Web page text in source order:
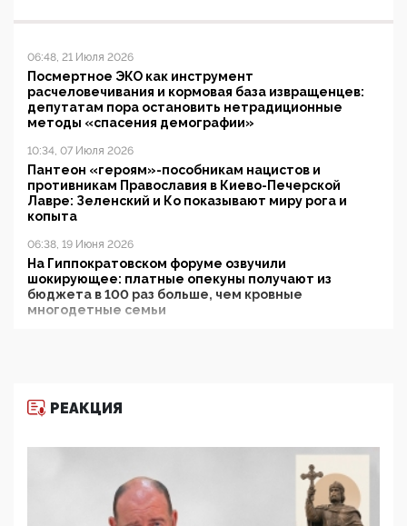
06:48, 21 Июля 2026
Посмертное ЭКО как инструмент
расчеловечивания и кормовая база извращенцев:
депутатам пора остановить нетрадиционные
методы «спасения демографии»
10:34, 07 Июля 2026
Пантеон «героям»-пособникам нацистов и
противникам Православия в Киево-Печерской
Лавре: Зеленский и Ко показывают миру рога и
копыта
06:38, 19 Июня 2026
На Гиппократовском форуме озвучили
шокирующее: платные опекуны получают из
бюджета в 100 раз больше, чем кровные
многодетные семьи
11:53, 09 Июня 2026
деятельность ИИТО ЮНЕСКО в России, но
цифроглобалисты продолжают определять
повестку в образовании
09:43, 01 Июня 2026
РЕАКЦИЯ